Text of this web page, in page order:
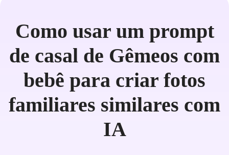
Como usar um prompt
de casal de Gêmeos com
bebê para criar fotos
familiares similares com
IA